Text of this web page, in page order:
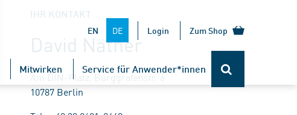
EN DE Login Zum Shop
Mitwirken Service für Anwender*innen
IHR KONTAKT
David Näther
Am DIN-Platz, Burggrafenstr. 6
10787 Berlin